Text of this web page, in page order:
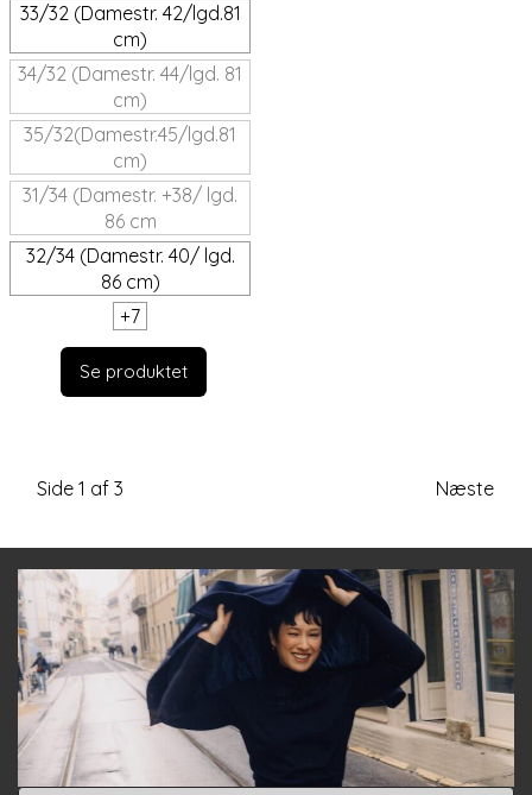
33/32 (Damestr. 42/lgd.81
cm)
34/32 (Damestr. 44/lgd. 81
cm)
35/32(Damestr.45/lgd.81
cm)
31/34 (Damestr. +38/ lgd.
86 cm
32/34 (Damestr. 40/ lgd.
86 cm)
+7
Se produktet
Side 1 af 3 Næste